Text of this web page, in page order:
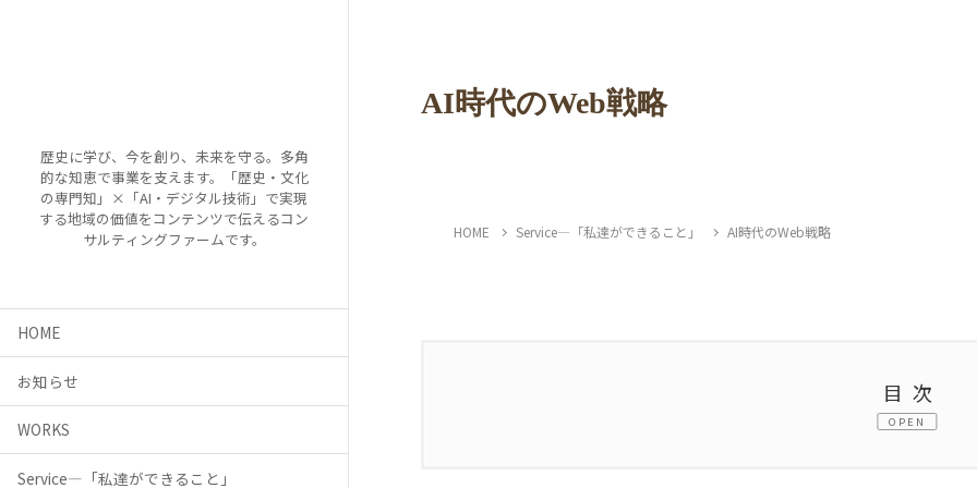
歴史に学び、今を創り、未来を守る。多角
的な知恵で事業を支えます。「歴史・文化
の専門知」×「AI・デジタル技術」で実現
する地域の価値をコンテンツで伝えるコン
サルティングファームです。
HOME
お知らせ
WORKS
Service―「私達ができること」
AI時代のWeb戦略
HOME Service―「私達ができること」 AI時代のWeb戦略
目次
OPEN